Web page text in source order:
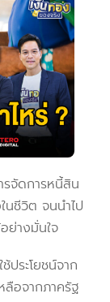
จัดการหนี้สิน
นชีวิต จนนำไป
ย่างมั่นใจ
ประโยชน์จาก
ลือจากภาครัฐ